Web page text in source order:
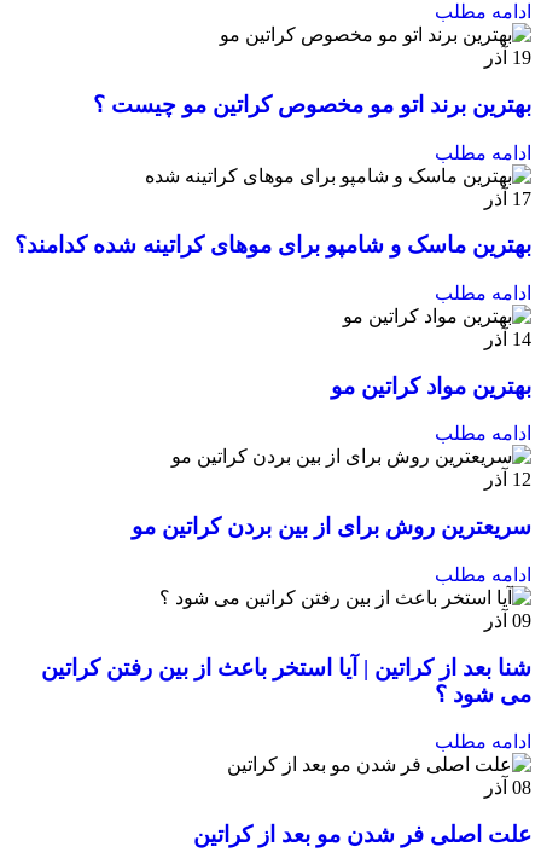
ادامه مطلب
19 آذر
بهترین برند اتو مو مخصوص کراتین مو چیست ؟
ادامه مطلب
17 آذر
بهترین ماسک و شامپو برای موهای کراتینه شده کدامند؟
ادامه مطلب
14 آذر
بهترین مواد کراتین مو
ادامه مطلب
12 آذر
سریعترین روش برای از بین بردن کراتین مو
ادامه مطلب
09 آذر
شنا بعد از کراتین | آیا استخر باعث از بین رفتن کراتین
می شود ؟
ادامه مطلب
08 آذر
علت اصلی فر شدن مو بعد از کراتین